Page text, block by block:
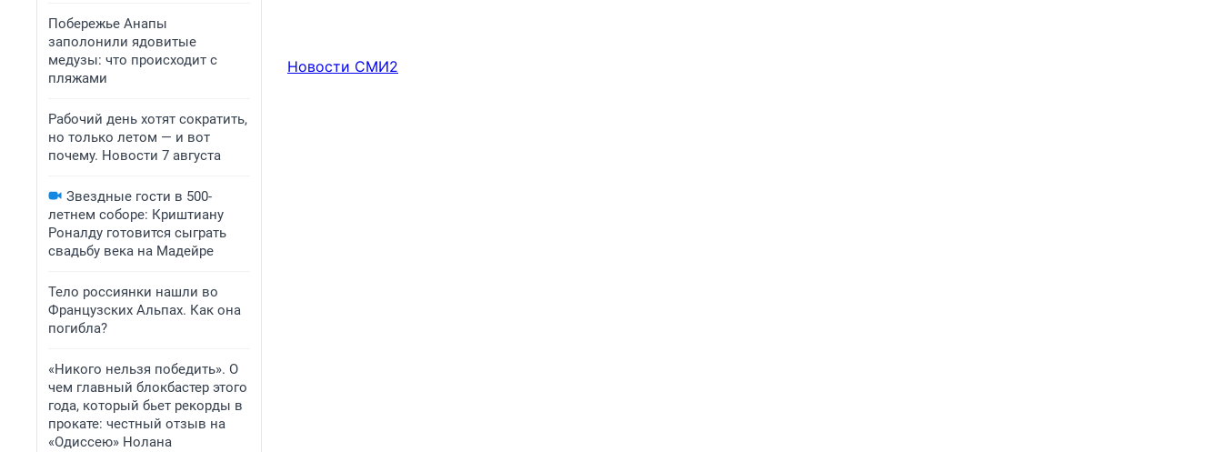
Побережье Анапы
заполонили ядовитые
медузы: что происходит с
пляжами
Рабочий день хотят сократить,
но только летом — и вот
почему. Новости 7 августа
Звездные гости в 500-
летнем соборе: Криштиану
Роналду готовится сыграть
свадьбу века на Мадейре
Тело россиянки нашли во
Французских Альпах. Как она
погибла?
«Никого нельзя победить». О
чем главный блокбастер этого
года, который бьет рекорды в
прокате: честный отзыв на
«Одиссею» Нолана
Новости СМИ2